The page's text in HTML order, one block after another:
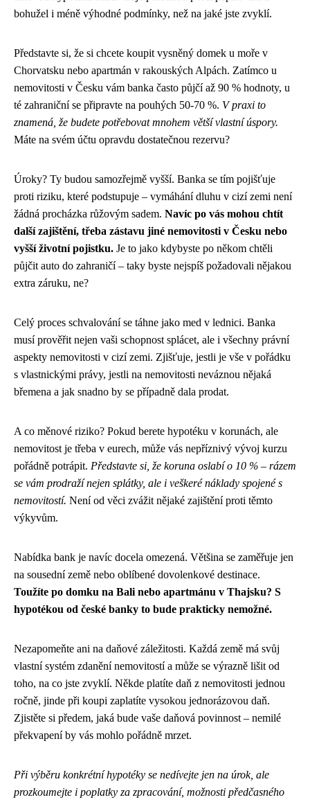
bohužel i méně výhodné podmínky, než na jaké jste zvyklí.
Představte si, že si chcete koupit vysněný domek u moře v
Chorvatsku nebo apartmán v rakouských Alpách. Zatímco u
nemovitosti v Česku vám banka často půjčí až 90 % hodnoty, u
té zahraniční se připravte na pouhých 50-70 %. V praxi to
znamená, že budete potřebovat mnohem větší vlastní úspory.
Máte na svém účtu opravdu dostatečnou rezervu?
Úroky? Ty budou samozřejmě vyšší. Banka se tím pojišťuje
proti riziku, které podstupuje – vymáhání dluhu v cizí zemi není
žádná procházka růžovým sadem. Navíc po vás mohou chtít
další zajištění, třeba zástavu jiné nemovitosti v Česku nebo
vyšší životní pojistku. Je to jako kdybyste po někom chtěli
půjčit auto do zahraničí – taky byste nejspíš požadovali nějakou
extra záruku, ne?
Celý proces schvalování se táhne jako med v lednici. Banka
musí prověřit nejen vaši schopnost splácet, ale i všechny právní
aspekty nemovitosti v cizí zemi. Zjišťuje, jestli je vše v pořádku
s vlastnickými právy, jestli na nemovitosti neváznou nějaká
břemena a jak snadno by se případně dala prodat.
A co měnové riziko? Pokud berete hypotéku v korunách, ale
nemovitost je třeba v eurech, může vás nepříznivý vývoj kurzu
pořádně potrápit. Představte si, že koruna oslabí o 10 % – rázem
se vám prodraží nejen splátky, ale i veškeré náklady spojené s
nemovitostí. Není od věci zvážit nějaké zajištění proti těmto
výkyvům.
Nabídka bank je navíc docela omezená. Většina se zaměřuje jen
na sousední země nebo oblíbené dovolenkové destinace.
Toužíte po domku na Bali nebo apartmánu v Thajsku? S
hypotékou od české banky to bude prakticky nemožné.
Nezapomeňte ani na daňové záležitosti. Každá země má svůj
vlastní systém zdanění nemovitostí a může se výrazně lišit od
toho, na co jste zvyklí. Někde platíte daň z nemovitosti jednou
ročně, jinde při koupi zaplatíte vysokou jednorázovou daň.
Zjistěte si předem, jaká bude vaše daňová povinnost – nemilé
překvapení by vás mohlo pořádně mrzet.
Při výběru konkrétní hypotéky se nedívejte jen na úrok, ale
prozkoumejte i poplatky za zpracování, možnosti předčasného